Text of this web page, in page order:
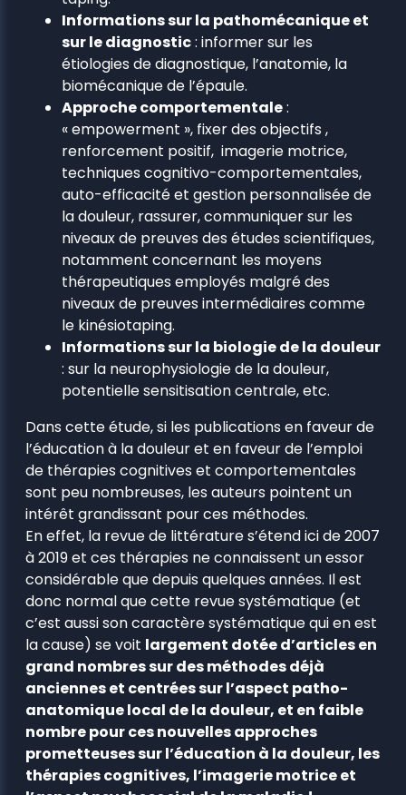
Informations sur la pathomécanique et
sur le diagnostic: informer sur les
étiologies de diagnostique, l’anatomie, la
biomécanique de l’épaule.
Approche comportementale:
« empowerment », fixer des objectifs ,
renforcement positif, imagerie motrice,
techniques cognitivo-comportementales,
auto-efficacité et gestion personnalisée de
la douleur, rassurer, communiquer sur les
niveaux de preuves des études scientifiques,
notamment concernant les moyens
thérapeutiques employés malgré des
niveaux de preuves intermédiaires comme
le kinésiotaping.
Informations sur la biologie de la douleur
: sur la neurophysiologie de la douleur,
potentielle sensitisation centrale, etc.
Dans cette étude, si les publications en faveur de
l’éducation à la douleur et en faveur de l’emploi
de thérapies cognitives et comportementales
sont peu nombreuses, les auteurs pointent un
intérêt grandissant pour ces méthodes.
En effet, la revue de littérature s’étend ici de 2007
à 2019 et ces thérapies ne connaissent un essor
considérable que depuis quelques années. Il est
donc normal que cette revue systématique (et
c’est aussi son caractère systématique qui en est
la cause) se voit largement dotée d’articles en
grand nombres sur des méthodes déjà
anciennes et centrées sur l’aspect patho-
anatomique local de la douleur, et en faible
nombre pour ces nouvelles approches
prometteuses sur l’éducation à la douleur, les
thérapies cognitives, l’imagerie motrice et